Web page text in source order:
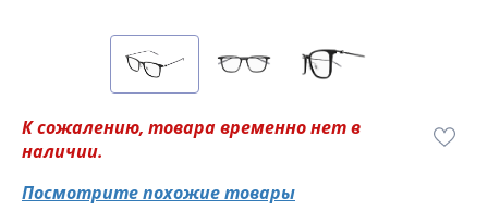
К сожалению, товара временно нет в
наличии.
Посмотрите похожие товары